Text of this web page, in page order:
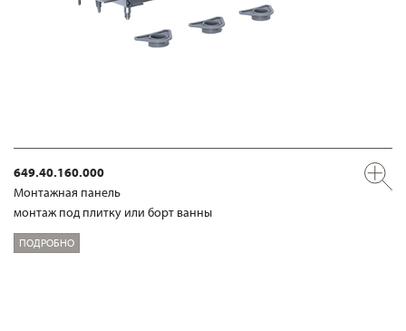
649.40.160.000
Mонтажная панель
монтаж под плитку или борт ванны
ПОДРОБНО